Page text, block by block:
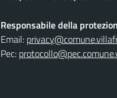
Responsabile della
Email:
Pec: